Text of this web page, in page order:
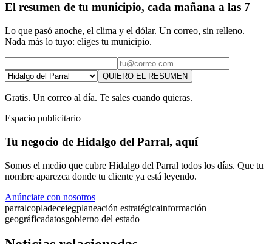
El resumen de tu municipio, cada mañana a las 7
Lo que pasó anoche, el clima y el dólar. Un correo, sin relleno.
Nada más lo tuyo: eliges tu municipio.
QUIERO EL RESUMEN
Gratis. Un correo al día. Te sales cuando quieras.
Espacio publicitario
Tu negocio de Hidalgo del Parral, aquí
Somos el medio que cubre Hidalgo del Parral todos los días. Que tu
nombre aparezca donde tu cliente ya está leyendo.
Anúnciate con nosotros
parralcopladeceiegplaneación estratégicainformación
geográficadatosgobierno del estado